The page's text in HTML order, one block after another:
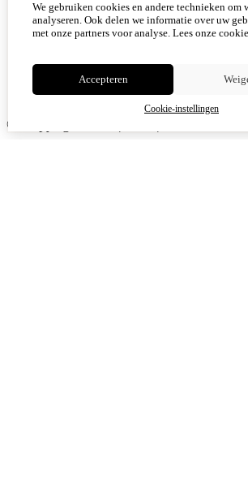
© Copyright 2026
We gebruiken cookies en andere technieken om
analyseren. Ook delen we informatie over uw
met onze partners voor analyse. Lees onze
Accepteren
Cookie-instellingen